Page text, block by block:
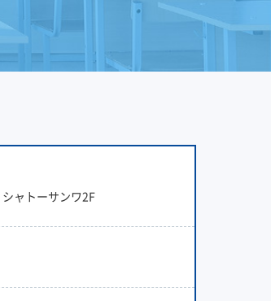
ャトーサンワ2F